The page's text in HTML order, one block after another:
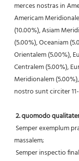
merces nostras in
Americam
(10.00%), Asiam
(5.00%), Oceaniam
Orientalem (5.00%),
Centralem (5.00%),
Meridionalem
nostro sunt circiter
2. quomodo
massalem;
Semper inspectio